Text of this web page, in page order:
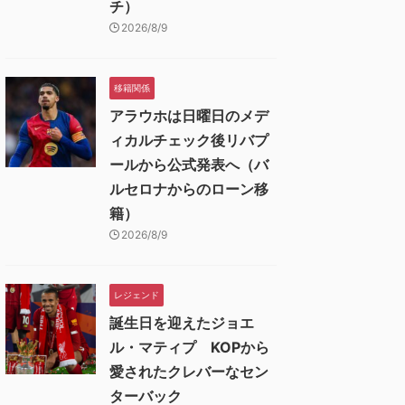
チ）
2026/8/9
移籍関係
アラウホは日曜日のメデ
ィカルチェック後リバプ
ールから公式発表へ（バ
ルセロナからのローン移
籍）
2026/8/9
レジェンド
誕生日を迎えたジョエ
ル・マティプ KOPから
愛されたクレバーなセン
ターバック